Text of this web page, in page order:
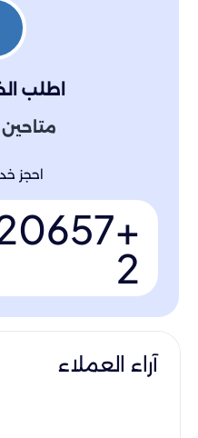
اطلب
متاحين 24 ساعة
احجز
2
آراء العملاء